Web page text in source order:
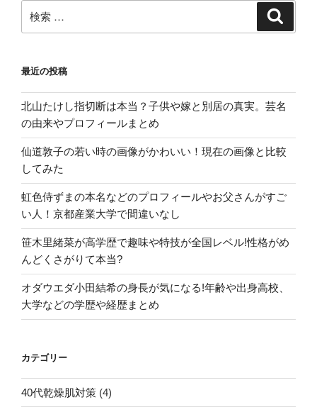
の
索:
最近の投稿
北山たけし指切断は本当？子供や嫁と別居の真実。芸名
の由来やプロフィールまとめ
仙道敦子の若い時の画像がかわいい！現在の画像と比較
してみた
虹色侍ずまの本名などのプロフィールやお父さんがすご
い人！京都産業大学で間違いなし
笹木里緒菜が高学歴で趣味や特技が全国レベル!性格がめ
んどくさがりて本当?
オダウエダ小田結希の身長が気になる!年齢や出身高校、
大学などの学歴や経歴まとめ
カテゴリー
40代乾燥肌対策 (4)